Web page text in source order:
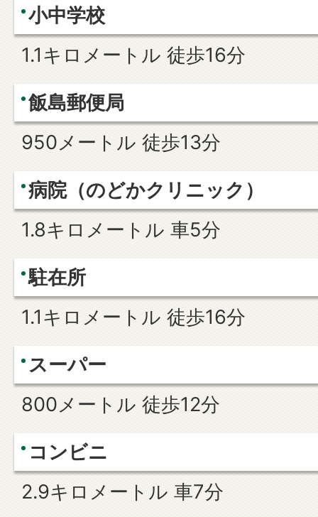
小中学校
1.1キロメートル 徒歩16分
飯島郵便局
950メートル 徒歩13分
病院（のどかクリニック）
1.8キロメートル 車5分
駐在所
1.1キロメートル 徒歩16分
スーパー
800メートル 徒歩12分
コンビニ
2.9キロメートル 車7分